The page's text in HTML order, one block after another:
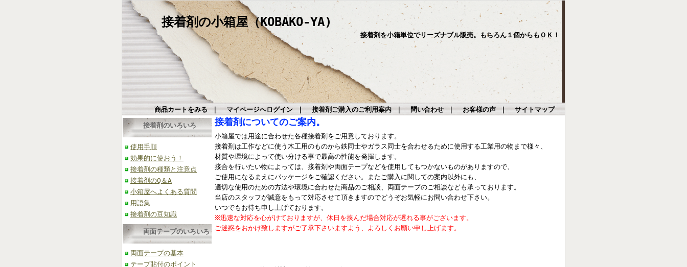
接着剤の小箱屋（KOBAKO-YA)
接着剤を小箱単位でリーズナブル販売。もちろん１個からもＯＫ！
商品カートをみる｜ マイページへログイン｜ 接着剤ご購入のご利用案内｜ 問い合わせ｜ お客様の声｜ サイトマップ
接着剤のいろいろ
使用手順
効果的に使おう！
接着剤の種類と注意点
接着剤のQ＆A
小箱屋へよくある質問
用語集
接着剤の豆知識
両面テープのいろいろ
両面テープの基本
テープ貼付のポイント
接着剤についてのご案内。
小箱屋では用途に合わせた各種接着剤をご用意しております。
接着剤は工作などに使う木工用のものから鉄同士やガラス同士を合わせるために使用する工業用の物まで様々、
材質や環境によって使い分ける事で最高の性能を発揮します。
接合を行いたい物によっては、接着剤や両面テープなどを使用してもつかないものがありますので、
ご使用になるまえにパッケージをご確認ください。またご購入に関しての案内以外にも、
適切な使用のための方法や環境に合わせた商品のご相談、両面テープのご相談なども承っております。
当店のスタッフが誠意をもって対応させて頂きますのでどうぞお気軽にお問い合わせ下さい。
いつでもお待ち申し上げております。
※迅速な対応を心がけておりますが、休日を挟んだ場合対応が遅れる事がございます。
ご迷惑をおかけ致しますがご了承下さいますよう、よろしくお願い申し上げます。